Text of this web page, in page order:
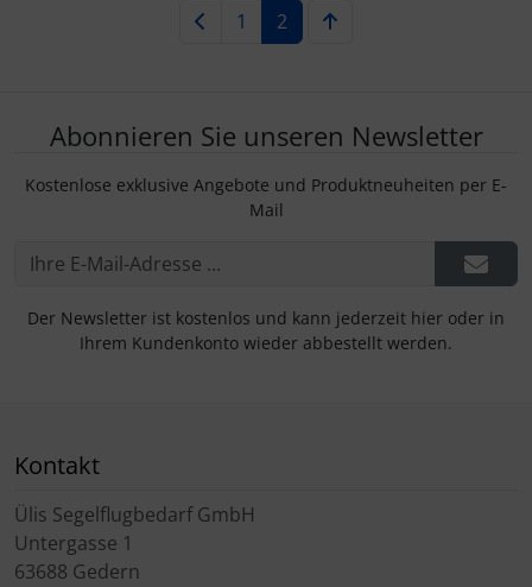
1 2
Abonnieren Sie unseren Newsletter
Kostenlose exklusive Angebote und Produktneuheiten per E-
Mail
Der Newsletter ist kostenlos und kann jederzeit hier oder in
Ihrem Kundenkonto wieder abbestellt werden.
Kontakt
Ülis Segelflugbedarf GmbH
Untergasse 1
63688 Gedern